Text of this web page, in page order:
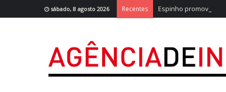
sábado, 8 agosto 2026 Recentes Espinho promove